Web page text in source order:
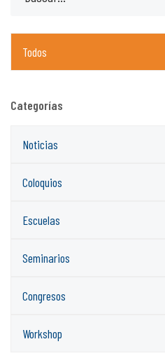
Todos
Categorías
Noticias
Coloquios
Escuelas
Seminarios
Congresos
Workshop